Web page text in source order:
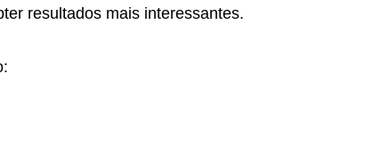
resultados mais interessantes.